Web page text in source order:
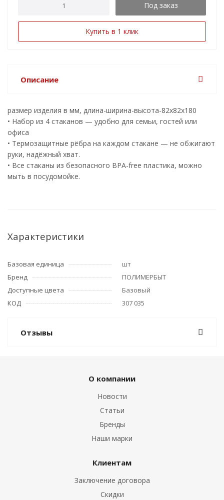
Под заказ
Купить в 1 клик
Описание
размер изделия в мм, длина-ширина-высота-82х82х180
• Набор из 4 стаканов — удобно для семьи, гостей или
офиса
• Термозащитные рёбра на каждом стакане — не обжигают
руки, надёжный хват.
• Все стаканы из безопасного BPA-free пластика, можно
мыть в посудомойке.
Характеристики
Базовая единица
шт
Бренд
ПОЛИМЕРБЫТ
Доступные цвета
Базовый
КОД
307 035
Отзывы
О компании
Новости
Статьи
Бренды
Наши марки
Клиентам
Заключение договора
Скидки